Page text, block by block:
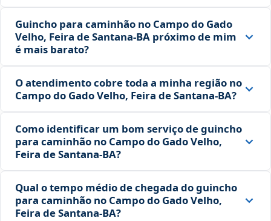
Guincho para caminhão no Campo do Gado
Velho, Feira de Santana‑BA próximo de mim
é mais barato?
O atendimento cobre toda a minha região no
Campo do Gado Velho, Feira de Santana‑BA?
Como identificar um bom serviço de guincho
para caminhão no Campo do Gado Velho,
Feira de Santana‑BA?
Qual o tempo médio de chegada do guincho
para caminhão no Campo do Gado Velho,
Feira de Santana‑BA?